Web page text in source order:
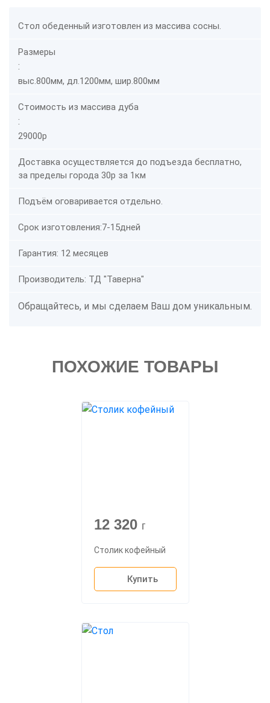
Стол обеденный изготовлен из массива сосны.
Размеры
:
выс.800мм, дл.1200мм, шир.800мм
Стоимость из массива дуба
:
29000р
Доставка осуществляется до подъезда бесплатно,
за пределы города 30р за 1км
Подъём оговаривается отдельно.
Срок изготовления:7-15дней
Гарантия: 12 месяцев
Производитель: ТД "Таверна"
Обращайтесь, и мы сделаем Ваш дом уникальным.
ПОХОЖИЕ ТОВАРЫ
12 320 г
Столик кофейный
Купить